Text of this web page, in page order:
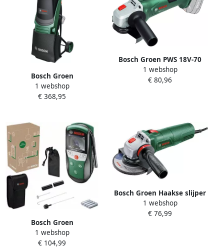
Bosch Groen
UniversalShredder
Fluisterhakselaar 2x18V-25
en Lader 06008E0001
1 webshop
€ 368,95
Bosch Groen PWS 18V-70
Accu Haakse Slijper 115mm
| Zonder Accu en Lader
1 webshop
€ 80,96
Bosch Groen
UniversalInspect
Inspectiecamera|Inclusief
1 webshop
€ 104,99
Bosch Groen Haakse slijper
UniversalGrind 850-125
(Handgreep vibration
1 webshop
€ 76,99